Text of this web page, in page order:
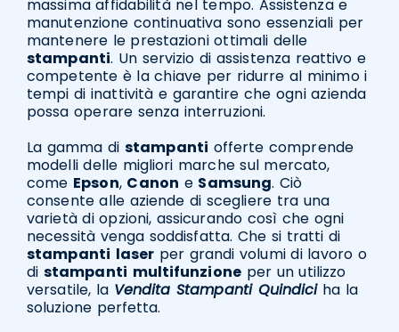
massima affidabilità nel tempo. Assistenza e
manutenzione continuativa sono essenziali per
mantenere le prestazioni ottimali delle
stampanti. Un servizio di assistenza reattivo e
competente è la chiave per ridurre al minimo i
tempi di inattività e garantire che ogni azienda
possa operare senza interruzioni.
La gamma di stampanti offerte comprende
modelli delle migliori marche sul mercato,
come Epson, Canon e Samsung. Ciò
consente alle aziende di scegliere tra una
varietà di opzioni, assicurando così che ogni
necessità venga soddisfatta. Che si tratti di
stampanti laser per grandi volumi di lavoro o
di stampanti multifunzioneper un utilizzo
versatile, la Vendita Stampanti Quindiciha la
soluzione perfetta.